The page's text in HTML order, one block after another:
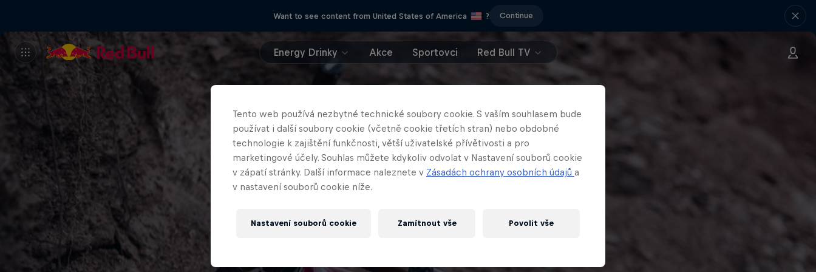
Want to see content from United States of America ? Continue
Energy Drinky Akce Sportovci Red Bull TV
Tento web používá nezbytné technické soubory cookie. S vaším souhlasem bude
používat i další soubory cookie (včetně cookie třetích stran) nebo obdobné
technologie k zajištění funkčnosti, větší uživatelské přívětivosti a pro
marketingové účely. Souhlas můžete kdykoliv odvolat v Nastavení souborů cookie
v zápatí stránky. Další informace naleznete v Zásadách ochrany osobních údajů a
v nastavení souborů cookie níže.
Nastavení souborů cookie Zamítnout vše Povolit vše